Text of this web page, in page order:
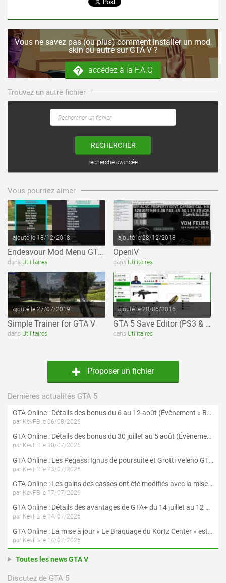
Vous ne savez pas (ou plus) comment installer un mod,
skin ou autre sur GTA V ?
accédez à la F.A.Q
Trouvez un autre fichier
RECHERCHER
recherche avancée
Vous pourriez aimer
ajouté le 18/12/2018
Endeavour Mod Menu GTA 5
dans Utilitaires
ajouté le 28/12/2018
OpenIV
dans Utilitaires
voir ce fichier
ajouté le 27/07/2019
Simple Trainer for GTA V
dans Utilitaires
ajouté le 28/06/2016
GTA 5 Save Editor (PS3 & Xbox 360)
dans Utilitaires
Proposer un fichier
Dernières actualités GTA 5
GTA Online : Détails des bonus du 6 au 12 août (Évènement « Braquages de l'été » - Suite et fin)
par KevFB le 06/08/2026
GTA Online : Détails des bonus du 30 juillet au 5 août (Évènement « Braquages d'été »)
par KevFB le 30/07/2026
GTA Online : Les Pegassi Ignus de poursuite et Grotti Veleno GT sont maintenant disponibles
par KevFB le 23/07/2026
GTA Online : Les gains des casses ont été modifiés avec la mise à jour « Le Braquage du Kortz Center »
par KevFB le 17/07/2026
GTA Online : Détails des avantages de GTA+ du 14 juillet au 12 août
par KevFB le 14/07/2026
GTA Online : La mise à jour « Le Braquage du Kortz Center » est maintenant disponible
par KevFB le 14/07/2026
Toutes les news GTA V
Discutez de GTA 5